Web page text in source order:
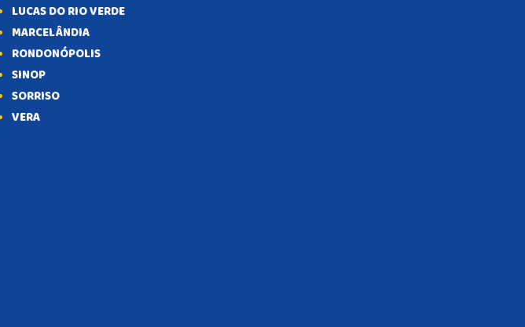
LUCAS DO RIO VERDE
MARCELÂNDIA
RONDONÓPOLIS
SINOP
SORRISO
VERA